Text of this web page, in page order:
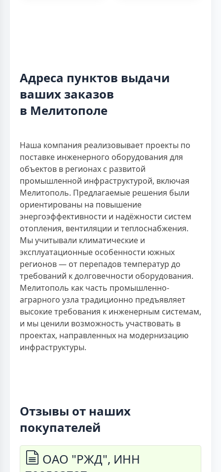
Адреса пунктов выдачи
ваших заказов
в Мелитополе
Наша компания реализовывает проекты по
поставке инженерного оборудования для
объектов в регионах с развитой
промышленной инфраструктурой, включая
Мелитополь. Предлагаемые решения были
ориентированы на повышение
энергоэффективности и надёжности систем
отопления, вентиляции и теплоснабжения.
Мы учитывали климатические и
эксплуатационные особенности южных
регионов — от перепадов температур до
требований к долговечности оборудования.
Мелитополь как часть промышленно-
аграрного узла традиционно предъявляет
высокие требования к инженерным системам,
и мы ценили возможность участвовать в
проектах, направленных на модернизацию
инфраструктуры.
Отзывы от наших
покупателей
ОАО "РЖД", ИНН